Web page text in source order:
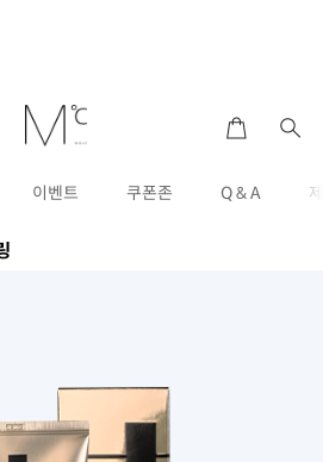
이벤트 쿠폰존 Q & A